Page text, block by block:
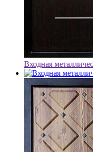
Входная